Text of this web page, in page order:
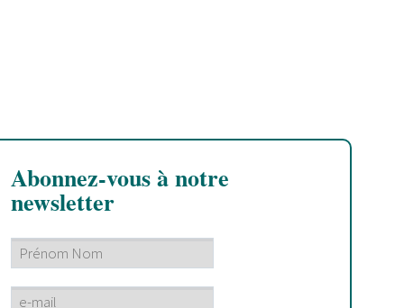
Abonnez-vous à notre
newsletter